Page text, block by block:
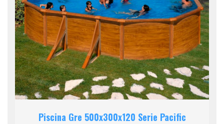
Piscina Gre 500x300x120 Serie Pacific